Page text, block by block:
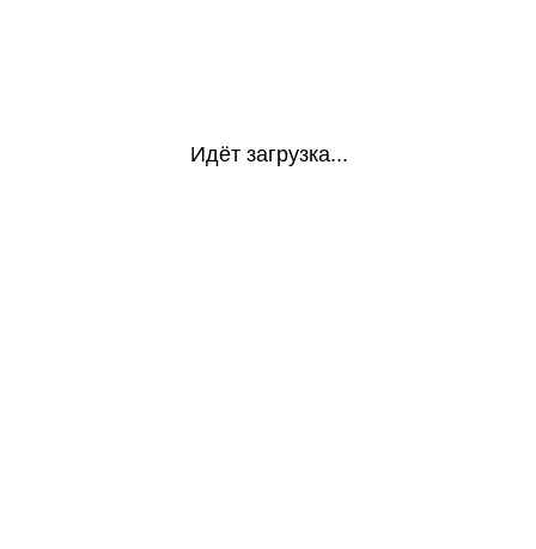
Идёт загрузка...